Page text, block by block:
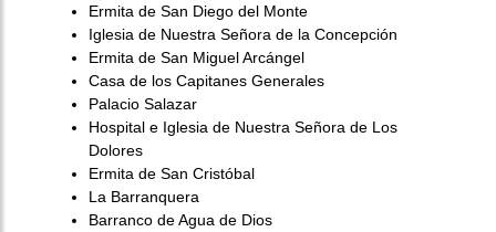
Ermita de San Diego del Monte
Iglesia de Nuestra Señora de la Concepción
Ermita de San Miguel Arcángel
Casa de los Capitanes Generales
Palacio Salazar
Hospital e Iglesia de Nuestra Señora de Los
Dolores
Ermita de San Cristóbal
La Barranquera
Barranco de Agua de Dios